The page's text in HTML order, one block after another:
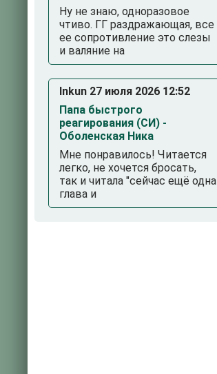
Ну не знаю, одноразовое
чтиво. ГГ раздражающая, все
ее сопротивление это слезы
и валяние на
Inkun 27 июля 2026 12:52
Папа быстрого
реагирования (СИ) -
Оболенская Ника
Мне понравилось! Читается
легко, не хочется бросать,
так и читала "сейчас ещё одна
глава и